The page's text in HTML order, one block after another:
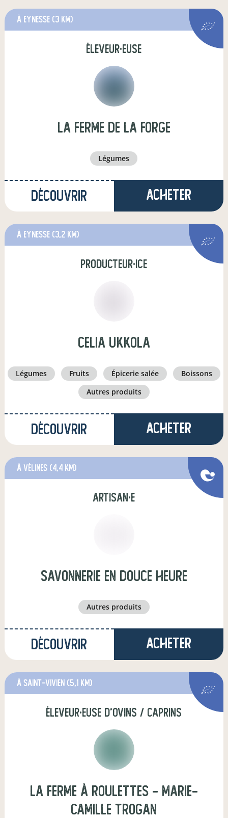
à Eynesse (3 km)
éleveur·euse
La Ferme de la Forge
légumes
Découvrir Acheter
à Eynesse (3,2 km)
producteur·ice
celia ukkola
légumes fruits épicerie salée
boissons
autres produits
Découvrir Acheter
à Vélines (4,4 km)
artisan·e
SAVONNERIE EN DOUCE HEURE
autres produits
Découvrir Acheter
à Saint-Vivien (5,1 km)
éleveur·euse d'ovins / caprins
La Ferme à Roulettes - Marie-
Camille TROGAN